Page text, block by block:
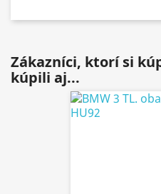
Zákazníci, ktorí si
kúpili aj...